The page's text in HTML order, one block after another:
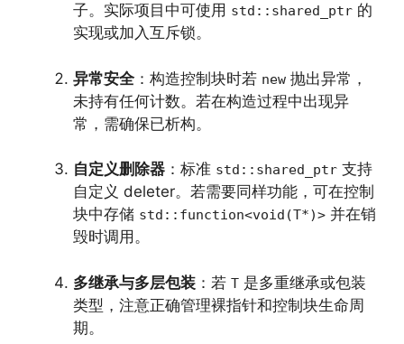
子。实际项目中可使用 std::shared_ptr 的
实现或加入互斥锁。
异常安全：构造控制块时若 new 抛出异常，
未持有任何计数。若在构造过程中出现异
常，需确保已析构。
自定义删除器 ：标准 std::shared_ptr 支持
自定义 deleter。若需要同样功能，可在控制
块中存储 std::function<void(T*)> 并在销
毁时调用。
多继承与多层包装 ：若 T 是多重继承或包装
类型，注意正确管理裸指针和控制块生命周
期。